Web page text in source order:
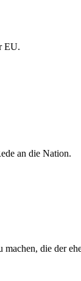
EU.
an die Nation.
die der